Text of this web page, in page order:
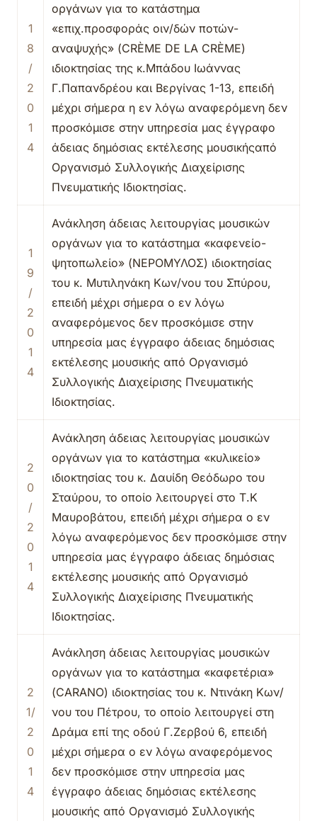
1
8
/
2
0
1
4
οργάνων για το κατάστημα
«επιχ.προσφοράς οιν/δών ποτών-
αναψυχής» (CRÈME DE LA CRÈME)
ιδιοκτησίας της κ.Μπάδου Ιωάννας
Γ.Παπανδρέου και Βεργίνας 1-13, επειδή
μέχρι σήμερα η εν λόγω αναφερόμενη δεν
προσκόμισε στην υπηρεσία μας έγγραφο
άδειας δημόσιας εκτέλεσης μουσικήςαπό
Οργανισμό Συλλογικής Διαχείρισης
Πνευματικής Ιδιοκτησίας.
1
9
/
2
0
1
4
Ανάκληση άδειας λειτουργίας μουσικών
οργάνων για το κατάστημα «καφενείο-
ψητοπωλείο» (ΝΕΡΟΜΥΛΟΣ) ιδιοκτησίας
του κ. Μυτιληνάκη Κων/νου του Σπύρου,
επειδή μέχρι σήμερα ο εν λόγω
αναφερόμενος δεν προσκόμισε στην
υπηρεσία μας έγγραφο άδειας δημόσιας
εκτέλεσης μουσικής από Οργανισμό
Συλλογικής Διαχείρισης Πνευματικής
Ιδιοκτησίας.
2
0
/
2
0
1
4
Ανάκληση άδειας λειτουργίας μουσικών
οργάνων για το κατάστημα «κυλικείο»
ιδιοκτησίας του κ. Δαυίδη Θεόδωρο του
Σταύρου, το οποίο λειτουργεί στο Τ.Κ
Μαυροβάτου, επειδή μέχρι σήμερα ο εν
λόγω αναφερόμενος δεν προσκόμισε στην
υπηρεσία μας έγγραφο άδειας δημόσιας
εκτέλεσης μουσικής από Οργανισμό
Συλλογικής Διαχείρισης Πνευματικής
Ιδιοκτησίας.
2
1/
2
0
1
4
Ανάκληση άδειας λειτουργίας μουσικών
οργάνων για το κατάστημα «καφετέρια»
(CARANO) ιδιοκτησίας του κ. Ντινάκη Κων/
νου του Πέτρου, το οποίο λειτουργεί στη
Δράμα επί της οδού Γ.Ζερβού 6, επειδή
μέχρι σήμερα ο εν λόγω αναφερόμενος
δεν προσκόμισε στην υπηρεσία μας
έγγραφο άδειας δημόσιας εκτέλεσης
μουσικής από Οργανισμό Συλλογικής